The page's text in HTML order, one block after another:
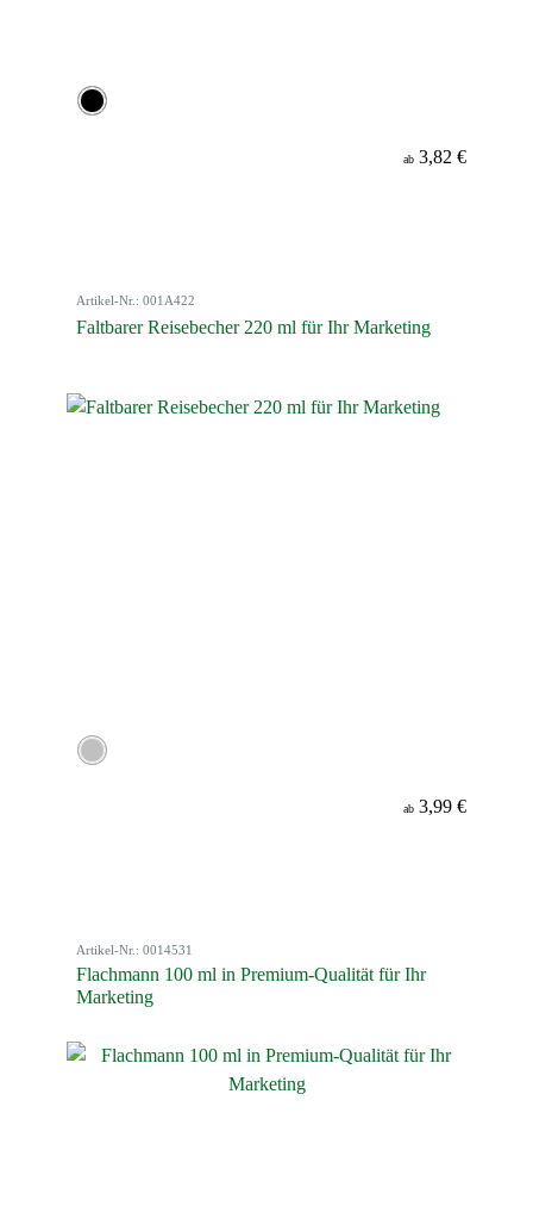
ab 3,82 €
Artikel-Nr.: 001A422
Faltbarer Reisebecher 220 ml für Ihr Marketing
ab 3,99 €
Artikel-Nr.: 0014531
Flachmann 100 ml in Premium-Qualität für Ihr
Marketing